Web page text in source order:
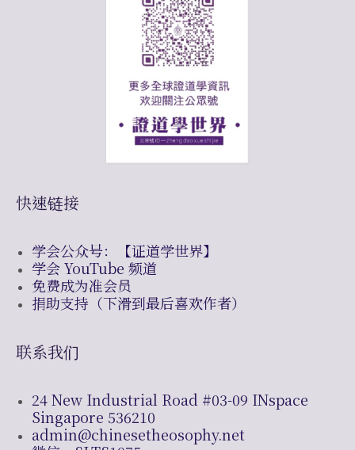
快速链接
学会公众号：【证道学世界】
学会 YouTube 频道
免费成为准会员
捐助支持（下滑到最后喜欢作者）
联系我们
24 New Industrial Road #03-09 INspace
Singapore 536210
admin@chinesetheosophy.net